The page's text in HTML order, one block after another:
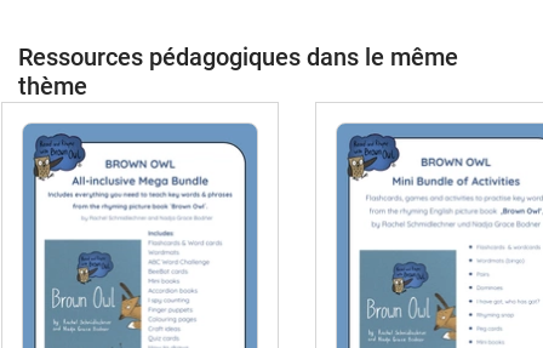
Ressources pédagogiques dans le même
thème